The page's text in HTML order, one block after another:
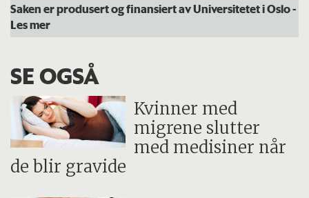
Saken er produsert og finansiert av Universitetet i Oslo-
Les mer
SE OGSÅ
Kvinner med
migrene slutter
med medisiner når
de blir gravide